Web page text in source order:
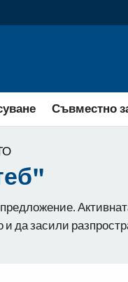
Съвместно
да засили